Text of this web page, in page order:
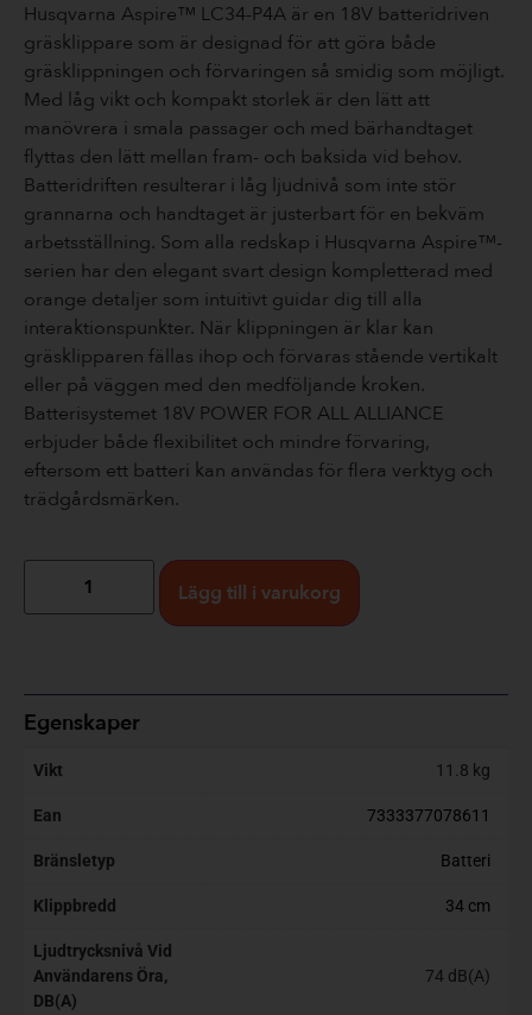
Husqvarna Aspire™ LC34-P4A är en 18V batteridriven
gräsklippare som är designad för att göra både
gräsklippningen och förvaringen så smidig som möjligt.
Med låg vikt och kompakt storlek är den lätt att
manövrera i smala passager och med bärhandtaget
flyttas den lätt mellan fram- och baksida vid behov.
Batteridriften resulterar i låg ljudnivå som inte stör
grannarna och handtaget är justerbart för en bekväm
arbetsställning. Som alla redskap i Husqvarna Aspire™-
serien har den elegant svart design kompletterad med
orange detaljer som intuitivt guidar dig till alla
interaktionspunkter. När klippningen är klar kan
gräsklipparen fällas ihop och förvaras stående vertikalt
eller på väggen med den medföljande kroken.
Batterisystemet 18V POWER FOR ALL ALLIANCE
erbjuder både flexibilitet och mindre förvaring,
eftersom ett batteri kan användas för flera verktyg och
trädgårdsmärken.
Lägg till i varukorg
Egenskaper
Vikt 11.8 kg
Ean 7333377078611
Bränsletyp Batteri
Klippbredd 34 cm
Ljudtrycksnivå Vid
Användarens Öra,
DB(A)
74 dB(A)